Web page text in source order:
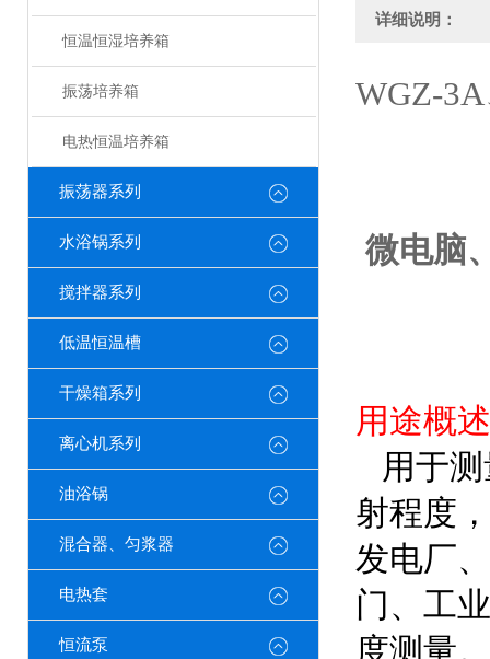
恒温恒湿培养箱
振荡培养箱
电热恒温培养箱
振荡器系列
水浴锅系列
搅拌器系列
低温恒温槽
干燥箱系列
离心机系列
油浴锅
混合器、匀浆器
电热套
恒流泵
详细说明：
WGZ-
微电脑
用途概
用于
射程度
发电厂
门、工
度测量。